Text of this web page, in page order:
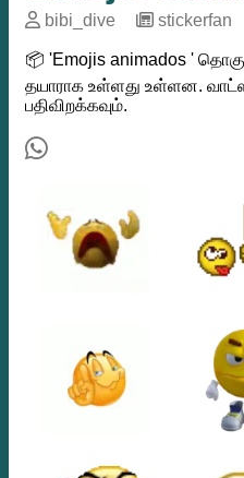
bibi_dive stickerfan
📦 'Emojis animados '
தயாராக உள்ளது உள்ளன.
பதிவிறக்கவும்.